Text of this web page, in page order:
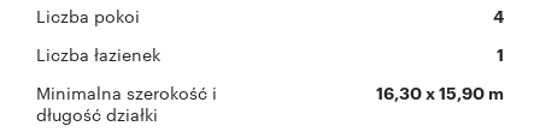
Liczba pokoi 4
Liczba łazienek 1
Minimalna szerokość i
długość działki
16,30 x 15,90 m